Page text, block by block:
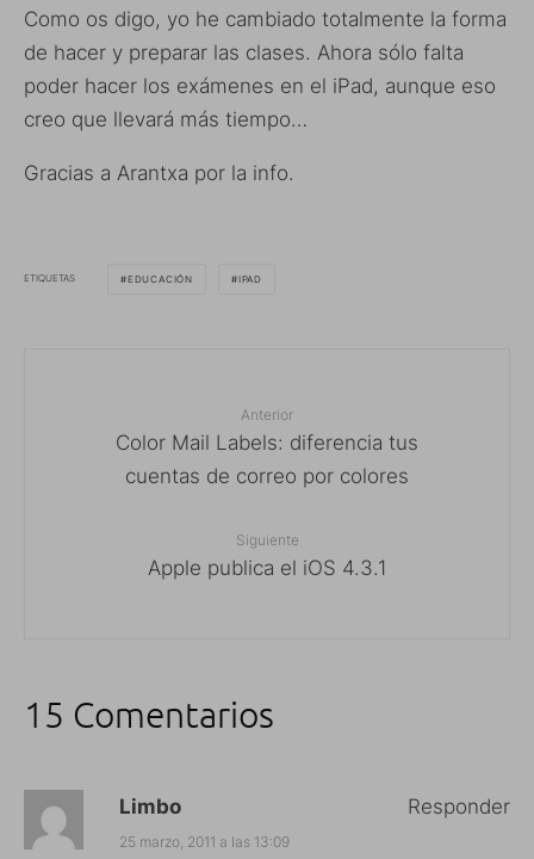
Como os digo, yo he cambiado totalmente la forma
de hacer y preparar las clases. Ahora sólo falta
poder hacer los exámenes en el iPad, aunque eso
creo que llevará más tiempo…
Gracias a Arantxa por la info.
ETIQUETAS EDUCACIÓN IPAD
Anterior
Color Mail Labels: diferencia tus
cuentas de correo por colores
Siguiente
Apple publica el iOS 4.3.1
15 Comentarios
Limbo
25 marzo, 2011 a las 13:09
Responder